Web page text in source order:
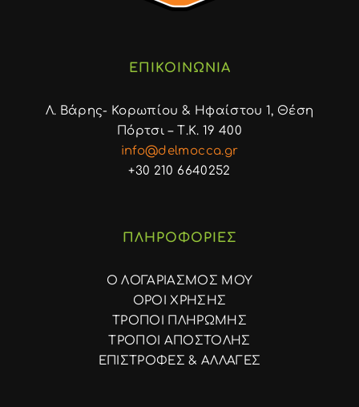
ΕΠΙΚΟΙΝΩΝΙΑ
Λ. Βάρης- Κορωπίου & Ηφαίστου 1, Θέση
Πόρτσι – Τ.Κ. 19 400
info@delmocca.gr
+30 210 6640252
ΠΛΗΡΟΦΟΡΙΕΣ
Ο ΛΟΓΑΡΙΑΣΜΟΣ ΜΟΥ
ΟΡΟΙ ΧΡΗΣΗΣ
ΤΡΟΠΟΙ ΠΛΗΡΩΜΗΣ
ΤΡΟΠΟΙ ΑΠΟΣΤΟΛΗΣ
ΕΠΙΣΤΡΟΦΕΣ & ΑΛΛΑΓΕΣ